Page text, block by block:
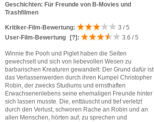
Geschichten: Für Freunde von B-Movies und
Trashfilmen
Kritiker-Film-Bewertung:
3 / 5
User-Film-Bewertung
[?] : 3.6 / 5
Winnie the Pooh und Piglet haben die Seiten
gewechselt und sich von liebevollen Wesen zu
barbarischen Kreaturen gewandelt: Der Grund dafür ist
das Verlassenwerden durch ihren Kumpel Christopher
Robin, der zwecks Studiums und ernsthaften
Erwachsenenlebens seine ehemaligen Freunde hinter
sich lassen musste. Die, enttäuscht und tief verletzt
durch den Verlust, schworen Rache an Robin und an
allen Menschen, hörten auf, zu sprechen und